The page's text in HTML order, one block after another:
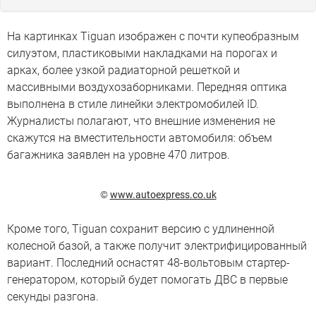
На картинках Tiguan изображен с почти купеобразным
силуэтом, пластиковыми накладками на порогах и
арках, более узкой радиаторной решеткой и
массивными воздухозаборниками. Передняя оптика
выполнена в стиле линейки электромобилей ID.
Журналисты полагают, что внешние изменения не
скажутся на вместительности автомобиля: объем
багажника заявлен на уровне 470 литров.
©www.autoexpress.co.uk
Кроме того, Tiguan сохранит версию с удлиненной
колесной базой, а также получит электрифицированный
вариант. Последний оснастят 48-вольтовым стартер-
генератором, который будет помогать ДВС в первые
секунды разгона.